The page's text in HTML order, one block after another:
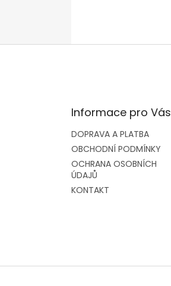
Informace pro Vás
DOPRAVA A PLATBA
OBCHODNÍ PODMÍNKY
OCHRANA OSOBNÍCH
ÚDAJŮ
KONTAKT